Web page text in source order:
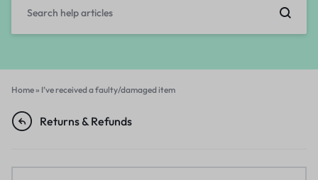
Home» I’ve received a faulty/damaged item
Returns & Refunds